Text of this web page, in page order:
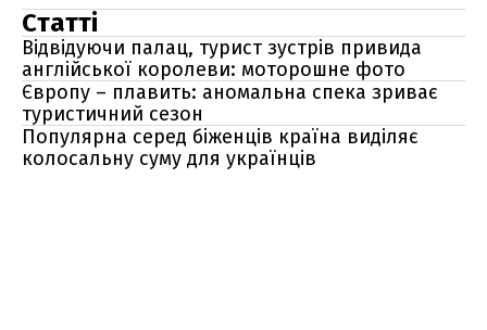
Статті
Відвідуючи палац, турист зустрів привида
англійської королеви: моторошне фото
Європу – плавить: аномальна спека зриває
туристичний сезон
Популярна серед біженців країна виділяє
колосальну суму для українців